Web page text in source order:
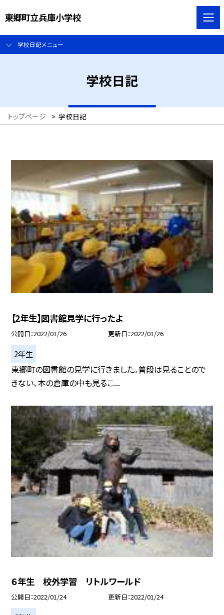
東郷町立兵庫小学校
学校日記メニュー
学校日記
トップページ > 学校日記
【2年生】図書館見学に行ったよ
公開日 2022/01/26 更新日 2022/01/26
2年生
東郷町の図書館の見学に行きました。普段は見ることので
きない、本の倉庫の中も見るこ...
６年生 校外学習 リトルワールド
公開日 2022/01/24 更新日 2022/01/24